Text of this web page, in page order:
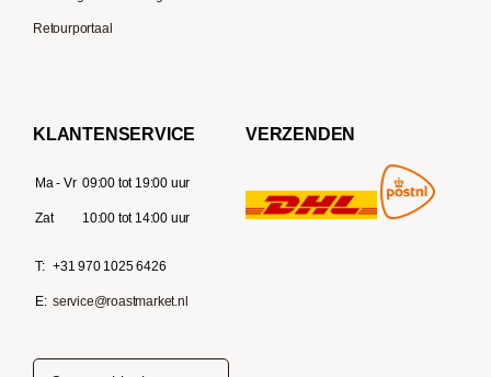
Retourportaal
KLANTENSERVICE
Ma - Vr 09:00 tot 19:00 uur
Zat 10:00 tot 14:00 uur
T: +31 970 1025 6426
E: service@roastmarket.nl
VERZENDEN